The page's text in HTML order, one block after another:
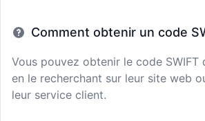
Comment obtenir un code
Vous pouvez obtenir le code SWIFT
en le recherchant sur leur site web
leur service client.